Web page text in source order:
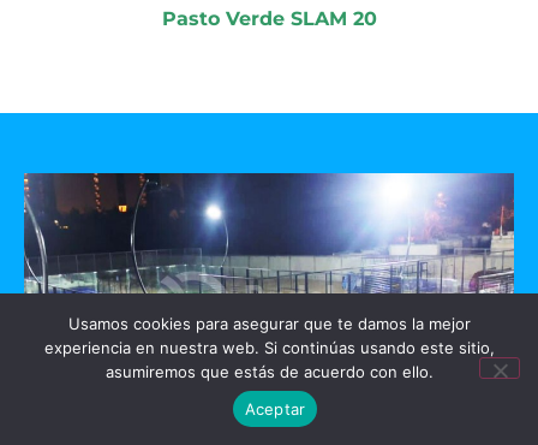
Pasto Verde SLAM 20
Usamos cookies para asegurar que te damos la mejor
experiencia en nuestra web. Si continúas usando este sitio,
asumiremos que estás de acuerdo con ello.
Aceptar